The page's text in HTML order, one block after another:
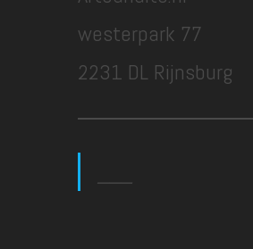
westerpark 77
2231 DL Rijnsburg